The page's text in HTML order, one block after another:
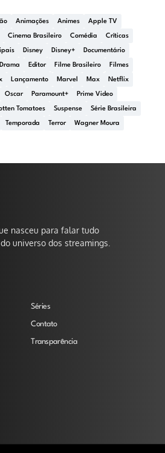
Animações Animes Apple TV
Cinema Brasileiro Comédia Críticas
Disney Disney+ Documentário
Drama Editor Filme Brasileiro Filmes
Lançamento Marvel Max Netflix
Oscar Paramount+ Prime Video
Tomatoes Suspense Série Brasileira
Temporada Terror Wagner Moura
nasceu para falar tudo
universo dos streamings.
Séries
Contato
Transparência